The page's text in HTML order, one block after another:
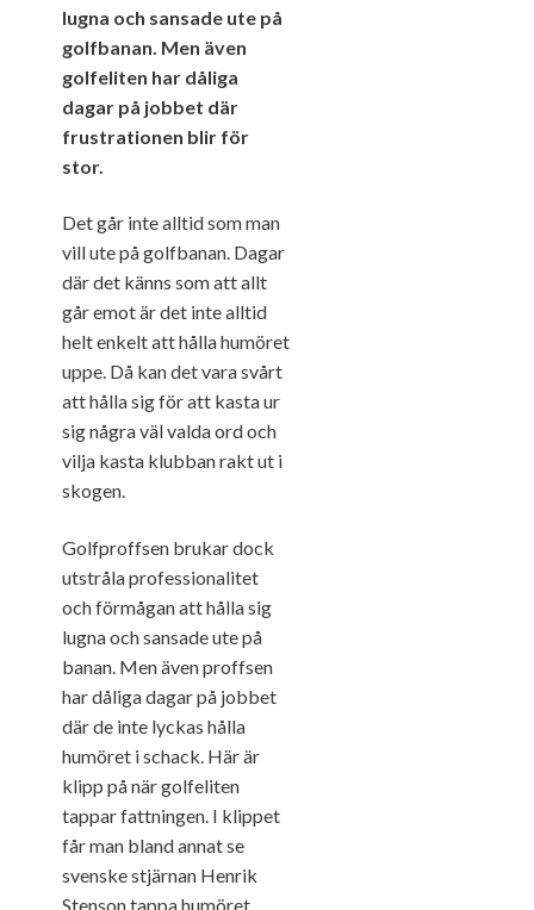
lugna och sansade ute på
golfbanan. Men även
golfeliten har dåliga
dagar på jobbet där
frustrationen blir för
stor.
Det går inte alltid som man
vill ute på golfbanan. Dagar
där det känns som att allt
går emot är det inte alltid
helt enkelt att hålla humöret
uppe. Då kan det vara svårt
att hålla sig för att kasta ur
sig några väl valda ord och
vilja kasta klubban rakt ut i
skogen.
Golfproffsen brukar dock
utstråla professionalitet
och förmågan att hålla sig
lugna och sansade ute på
banan. Men även proffsen
har dåliga dagar på jobbet
där de inte lyckas hålla
humöret i schack. Här är
klipp på när golfeliten
tappar fattningen. I klippet
får man bland annat se
svenske stjärnan Henrik
Stenson tappa humöret